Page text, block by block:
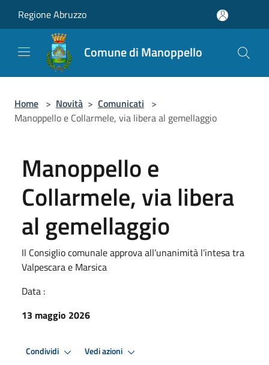
Regione Abruzzo
Comune di Manoppello
Home > Novità > Comunicati >
Manoppello e Collarmele, via libera al gemellaggio
Manoppello e
Collarmele, via libera
al gemellaggio
Il Consiglio comunale approva all’unanimità l’intesa tra
Valpescara e Marsica
Data :
13 maggio 2026
Condividi Vedi azioni